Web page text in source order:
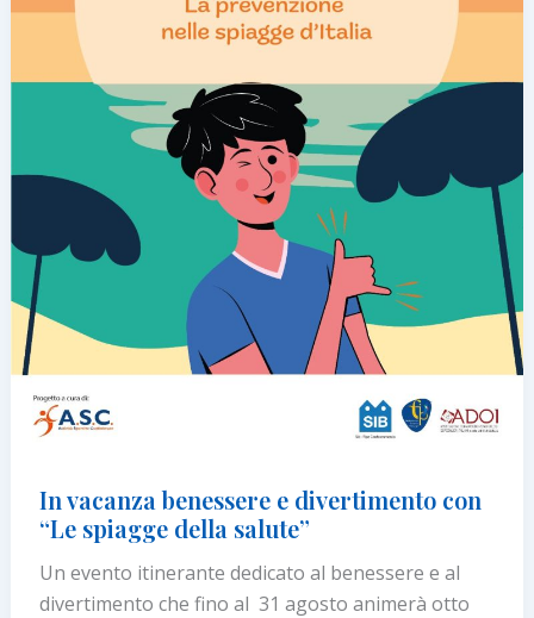
In vacanza benessere e divertimento con
“Le spiagge della salute”
Un evento itinerante dedicato al benessere e al
divertimento che fino al 31 agosto animerà otto